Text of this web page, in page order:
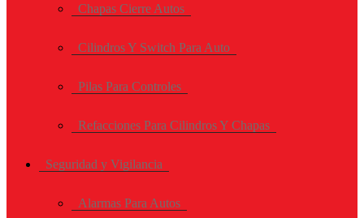
Chapas Cierre Autos
Cilindros Y Switch Para Auto
Pilas Para Controles
Refacciones Para Cilindros Y Chapas
Seguridad y Vigilancia
Alarmas Para Autos